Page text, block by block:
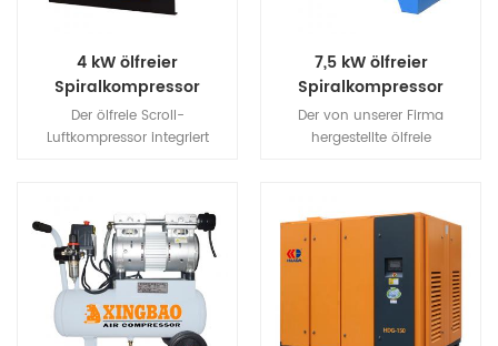
4 kW ölfreier
Spiralkompressor
Der ölfreie Scroll-
Luftkompressor integriert
des Luftvolumens durch
mehrstufige freie Steuerung
der besten Einheiten, wodurch
der unnötige Betrieb
vermieden wird, um die
Energieeinsparung zu
7,5 kW ölfreier
Spiralkompressor
Der von unserer Firma
hergestellte ölfreie
TÜV Zertifizierungsstelle, um
Benutzerproduktion zu
gewährleisten, die
Wartungskosten zu senken
und die Sicherheit zu